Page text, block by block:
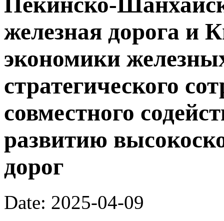
железная дорога и
экономики
стратегического
совместного
развитию
дорог
Date: 2025-04-09